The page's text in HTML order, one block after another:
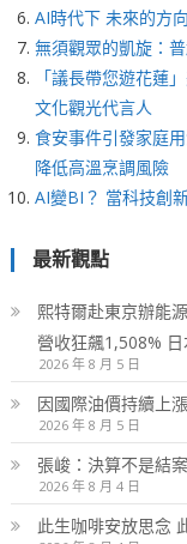
AI時代下 未來的方
無須觀眾的凱旋：
「議長帶您遊花蓮
文化觀光代言人
食安事件引發家庭
降低高溫烹調風險
AI變BI？ 當科技創
最新觀點
熙特爾赴東京辦能
營收狂飆1,508%
2026 年 8 月 5 日
因國際油價持續上
2026 年 8 月 5 日
張峻：決算不是結
2026 年 8 月 4 日
此生咖啡安放思念